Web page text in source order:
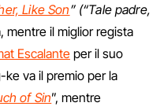
Like Son” (“Tale padre,
mentre il miglior regista
Escalanteper il suo
ke va il premio per la
of Sin”, mentre